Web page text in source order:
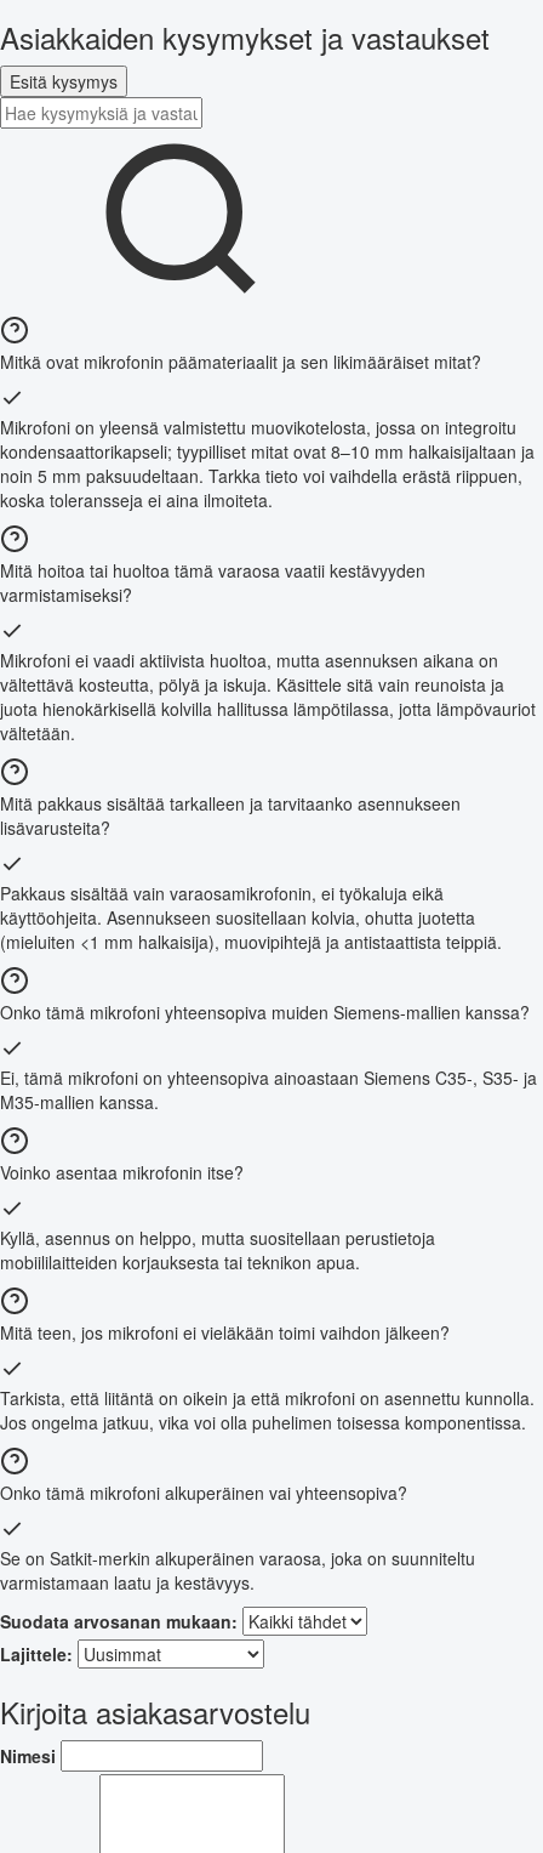
Asiakkaiden kysymykset ja vastaukset
Esitä kysymys
Mitkä ovat mikrofonin päämateriaalit ja sen likimääräiset mitat?
Mikrofoni on yleensä valmistettu muovikotelosta, jossa on integroitu
kondensaattorikapseli; tyypilliset mitat ovat 8–10 mm halkaisijaltaan ja
noin 5 mm paksuudeltaan. Tarkka tieto voi vaihdella erästä riippuen,
koska toleransseja ei aina ilmoiteta.
Mitä hoitoa tai huoltoa tämä varaosa vaatii kestävyyden
varmistamiseksi?
Mikrofoni ei vaadi aktiivista huoltoa, mutta asennuksen aikana on
vältettävä kosteutta, pölyä ja iskuja. Käsittele sitä vain reunoista ja
juota hienokärkisellä kolvilla hallitussa lämpötilassa, jotta lämpövauriot
vältetään.
Mitä pakkaus sisältää tarkalleen ja tarvitaanko asennukseen
lisävarusteita?
Pakkaus sisältää vain varaosamikrofonin, ei työkaluja eikä
käyttöohjeita. Asennukseen suositellaan kolvia, ohutta juotetta
(mieluiten <1 mm halkaisija), muovipihtejä ja antistaattista teippiä.
Onko tämä mikrofoni yhteensopiva muiden Siemens-mallien kanssa?
Ei, tämä mikrofoni on yhteensopiva ainoastaan Siemens C35-, S35- ja
M35-mallien kanssa.
Voinko asentaa mikrofonin itse?
Kyllä, asennus on helppo, mutta suositellaan perustietoja
mobiililaitteiden korjauksesta tai teknikon apua.
Mitä teen, jos mikrofoni ei vieläkään toimi vaihdon jälkeen?
Tarkista, että liitäntä on oikein ja että mikrofoni on asennettu kunnolla.
Jos ongelma jatkuu, vika voi olla puhelimen toisessa komponentissa.
Onko tämä mikrofoni alkuperäinen vai yhteensopiva?
Se on Satkit-merkin alkuperäinen varaosa, joka on suunniteltu
varmistamaan laatu ja kestävyys.
Suodata arvosanan mukaan:
Lajittele:
Kirjoita asiakasarvostelu
Nimesi